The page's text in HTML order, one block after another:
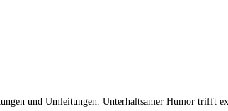
und Umleitungen. Unterhaltsamer Humor trifft